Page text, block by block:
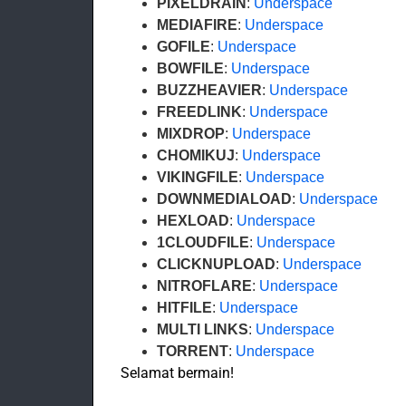
MEDIAFIRE: Underspace
GOFILE: Underspace
BOWFILE: Underspace
BUZZHEAVIER: Underspace
FREEDLINK: Underspace
MIXDROP: Underspace
CHOMIKUJ: Underspace
VIKINGFILE: Underspace
DOWNMEDIALOAD: Underspace
HEXLOAD: Underspace
1CLOUDFILE: Underspace
CLICKNUPLOAD: Underspace
NITROFLARE: Underspace
HITFILE: Underspace
MULTI LINKS: Underspace
TORRENT: Underspace
Selamat bermain!